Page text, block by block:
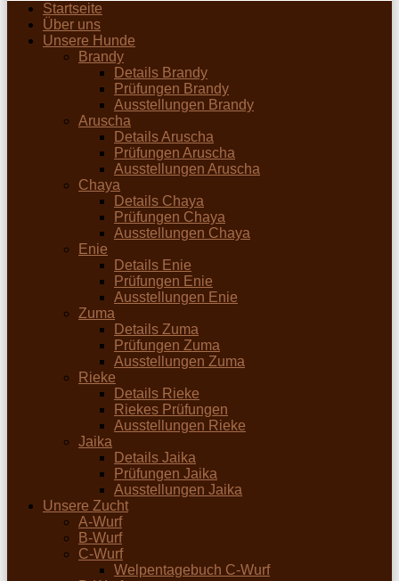
Startseite
Über uns
Unsere Hunde
Brandy
Details Brandy
Prüfungen Brandy
Ausstellungen Brandy
Aruscha
Details Aruscha
Prüfungen Aruscha
Ausstellungen Aruscha
Chaya
Details Chaya
Prüfungen Chaya
Ausstellungen Chaya
Enie
Details Enie
Prüfungen Enie
Ausstellungen Enie
Zuma
Details Zuma
Prüfungen Zuma
Ausstellungen Zuma
Rieke
Details Rieke
Riekes Prüfungen
Ausstellungen Rieke
Jaika
Details Jaika
Prüfungen Jaika
Ausstellungen Jaika
Unsere Zucht
A-Wurf
B-Wurf
C-Wurf
Welpentagebuch C-Wurf